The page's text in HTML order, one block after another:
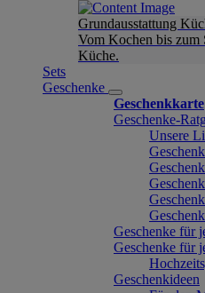
Grundausstattung
Vom Kochen bis zum
Küche.
Sets
Geschenke
Geschenkkarte
Geschenke-
Unsere
Geschenke für
Geschenke für
Geschenkideen